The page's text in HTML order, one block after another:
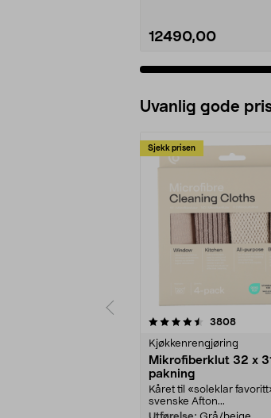
12490,00
Uvanlig gode
Sjekk prisen
3808
Kjøkkenrengjøring
Mikrofiberklut 32 x
pakning
Kåret til «soleklar
svenske Afton...
4.5av 5 stjerner